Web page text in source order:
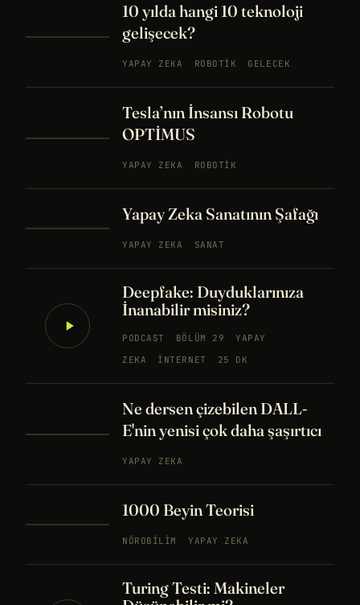
10 yılda hangi 10 teknoloji
gelişecek?
YAPAY ZEKA ROBOTIK GELECEK
Tesla’nın İnsansı Robotu
OPTİMUS
YAPAY ZEKA ROBOTIK
Yapay Zeka Sanatının Şafağı
YAPAY ZEKA SANAT
Deepfake: Duyduklarınıza
İnanabilir misiniz?
PODCAST BÖLÜM 29
YAPAY
ZEKA
İNTERNET 25 DK
Ne dersen çizebilen DALL-
E'nin yenisi çok daha şaşırtıcı
YAPAY ZEKA
1000 Beyin Teorisi
NÖROBILIM YAPAY ZEKA
Turing Testi: Makineler